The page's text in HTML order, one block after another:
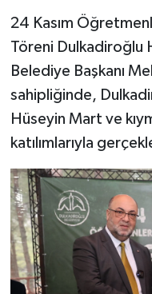
24 Kasım
Töreni Dulkadiroğlu
Belediye Başkanı
sahipliğinde,
Hüseyin Mart ve
katılımlarıyla
SEÇİM 2011
ÜÇÜNCÜ SAYFA
BİLİMNET
Yemek
SİVİL TOPLUM
SEÇİM 2014
KİM KİMDİR